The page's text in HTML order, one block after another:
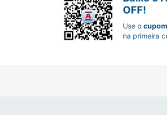
OFF!
Use ocupom
na primeira